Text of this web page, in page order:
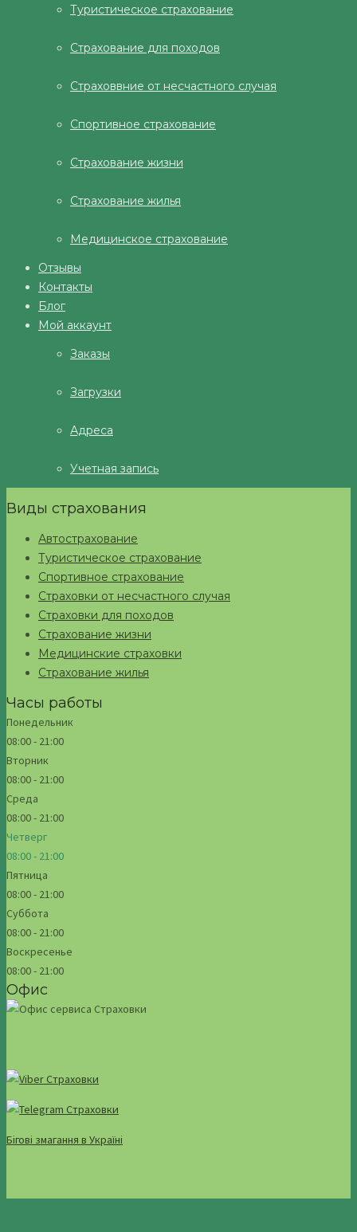
Туристическое страхование
Страхование для походов
Страховвние от несчастного случая
Спортивное страхование
Страхование жизни
Страхование жилья
Медицинское страхование
Отзывы
Контакты
Блог
Мой аккаунт
Заказы
Загрузки
Адреса
Учетная запись
Виды страхования
Автострахование
Туристическое страхование
Спортивное страхование
Страховки от несчастного случая
Страховки для походов
Страхование жизни
Медицинские страховки
Страхование жилья
Часы работы
Понедельник
08:00 - 21:00
Вторник
08:00 - 21:00
Среда
08:00 - 21:00
Четверг
08:00 - 21:00
Пятница
08:00 - 21:00
Суббота
08:00 - 21:00
Воскресенье
08:00 - 21:00
Офис
Бігові змагання в Україні